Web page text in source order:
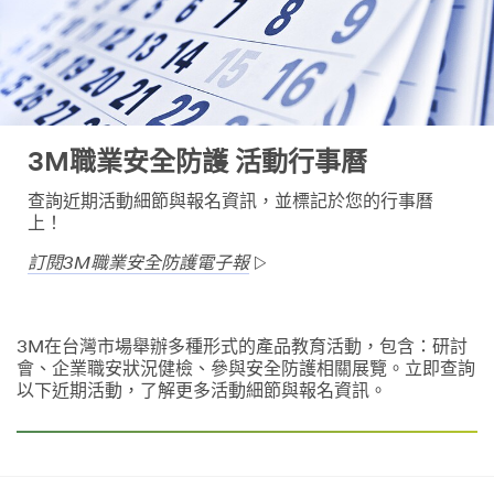
3M職業安全防護 活動行事曆
查詢近期活動細節與報名資訊，並標記於您的行事曆
上！
訂閱3M職業安全防護電子報
3M在台灣市場舉辦多種形式的產品教育活動，包含：研討
會、企業職安狀況健檢、參與安全防護相關展覽。立即查詢
以下近期活動，了解更多活動細節與報名資訊。